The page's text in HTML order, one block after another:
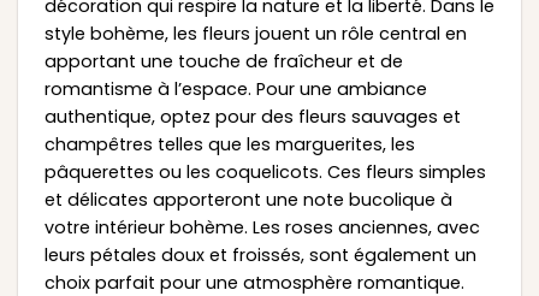
décoration qui respire la nature et la liberté. Dans le
style bohème, les fleurs jouent un rôle central en
apportant une touche de fraîcheur et de
romantisme à l’espace. Pour une ambiance
authentique, optez pour des fleurs sauvages et
champêtres telles que les marguerites, les
pâquerettes ou les coquelicots. Ces fleurs simples
et délicates apporteront une note bucolique à
votre intérieur bohème. Les roses anciennes, avec
leurs pétales doux et froissés, sont également un
choix parfait pour une atmosphère romantique.